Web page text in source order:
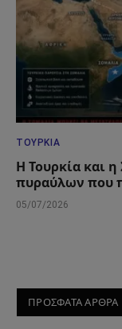
ΤΟΥΡΚΊΑ
Η Τουρκία και
πυραύλων που
05/07/2026
ΠΡΟΣΦΑΤΑ ΑΡΘΡΑ